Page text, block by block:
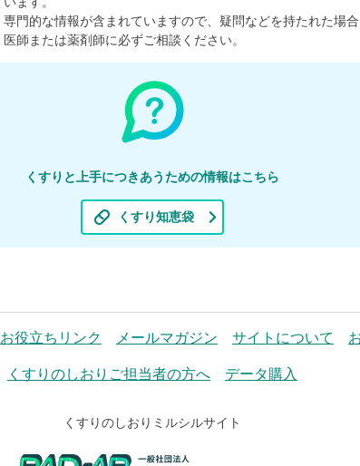
専門的な情報が含まれていますので、疑問などを持たれた場合
医師または薬剤師に必ずご相談ください。
くすりと上手につきあうための情報はこちら
くすり知恵袋
お役立ちリンク メールマガジン サイトについて
くすりのしおりご担当者の方へ データ購入
くすりのしおりミルシルサイト